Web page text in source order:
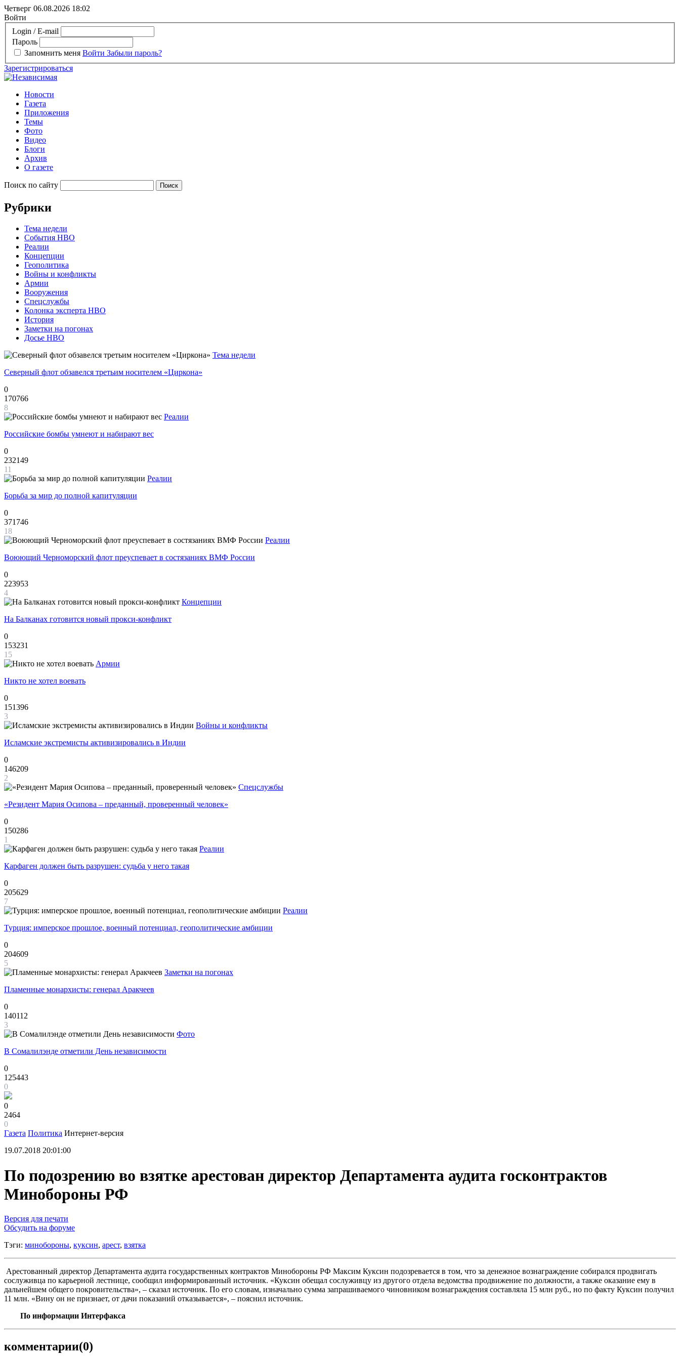
Четверг 06.08.2026 18:02
Войти
Login / E-mail
Пароль
Запомнить меня Войти Забыли пароль?
Зарегистрироваться
Новости
Газета
Приложения
Темы
Фото
Видео
Блоги
Архив
О газете
Поиск по сайту
Рубрики
Тема недели
События НВО
Реалии
Концепции
Геополитика
Войны и конфликты
Армии
Вооружения
Спецслужбы
Колонка эксперта НВО
История
Заметки на погонах
Досье НВО
Тема недели
Северный флот обзавелся третьим носителем «Циркона»
0
170766
8
Реалии
Российские бомбы умнеют и набирают вес
0
232149
11
Реалии
Борьба за мир до полной капитуляции
0
371746
18
Реалии
Воюющий Черноморский флот преуспевает в состязаниях ВМФ России
0
223953
4
Концепции
На Балканах готовится новый прокси-конфликт
0
153231
15
Армии
Никто не хотел воевать
0
151396
3
Войны и конфликты
Исламские экстремисты активизировались в Индии
0
146209
2
Спецслужбы
«Резидент Мария Осипова – преданный, проверенный человек»
0
150286
1
Реалии
Карфаген должен быть разрушен: судьба у него такая
0
205629
7
Реалии
Турция: имперское прошлое, военный потенциал, геополитические амбиции
0
204609
5
Заметки на погонах
Пламенные монархисты: генерал Аракчеев
0
140112
3
Фото
В Сомалилэнде отметили День независимости
0
125443
0
0
2464
0
Газета Политика Интернет-версия
19.07.2018 20:01:00
По подозрению во взятке арестован директор Департамента аудита госконтрактов
Минобороны РФ
Версия для печати
Обсудить на форуме
Тэги: минобороны, куксин, арест, взятка
Арестованный директор Департамента аудита государственных контрактов Минобороны РФ Максим Куксин подозревается в том, что за денежное вознаграждение собирался продвигать
сослуживца по карьерной лестнице, сообщил информированный источник. «Куксин обещал сослуживцу из другого отдела ведомства продвижение по должности, а также оказание ему в
дальнейшем общего покровительства», – сказал источник. По его словам, изначально сумма запрашиваемого чиновником вознаграждения составляла 15 млн руб., но по факту Куксин получил
11 млн. «Вину он не признает, от дачи показаний отказывается», – пояснил источник.
По информации Интерфакса
комментарии(0)